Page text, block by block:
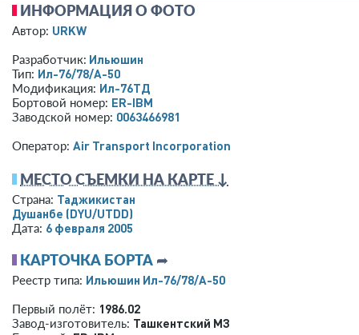
ИНФОРМАЦИЯ О ФОТО
Автор: URKW
Разработчик: Ильюшин
Тип: Ил-76/78/А-50
Модификация: Ил-76ТД
Бортовой номер: ER-IBM
Заводской номер: 0063466981
Оператор: Air Transport Incorporation
МЕСТО СЪЕМКИ НА КАРТЕ ↓
Страна: Таджикистан
Душанбе (DYU/UTDD)
Дата: 6 февраля 2005
КАРТОЧКА БОРТА ➦
Реестр типа: Ильюшин Ил-76/78/А-50
Первый полёт: 1986.02
Завод-изготовитель: Ташкентский МЗ